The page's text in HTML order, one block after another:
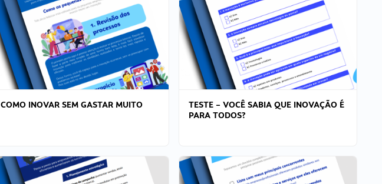
COMO INOVAR SEM GASTAR MUITO
TESTE – VOCÊ SABIA QUE INOVAÇÃO É
PARA TODOS?